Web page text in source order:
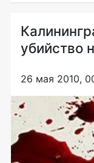
убийство
26 мая 2010,